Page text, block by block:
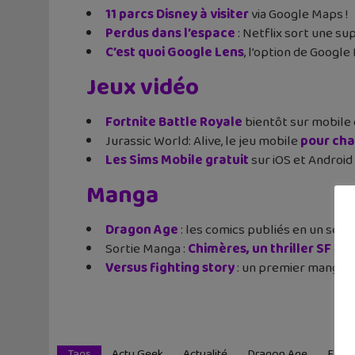
11 parcs Disney à visitervia Google Maps !
Perdus dans l’espace: Netflix sort une
C’est quoi Google Lens, l’option de
Jeux vidéo
Fortnite Battle Royalebientôt sur mobile
Jurassic World: Alive, le jeu mobilepour
Les Sims Mobile gratuitsur iOS et Android
Manga
Dragon Age: les comics publiés en un
Sortie Manga :Chimères, un thriller SF
Versus fighting story: un premier manga